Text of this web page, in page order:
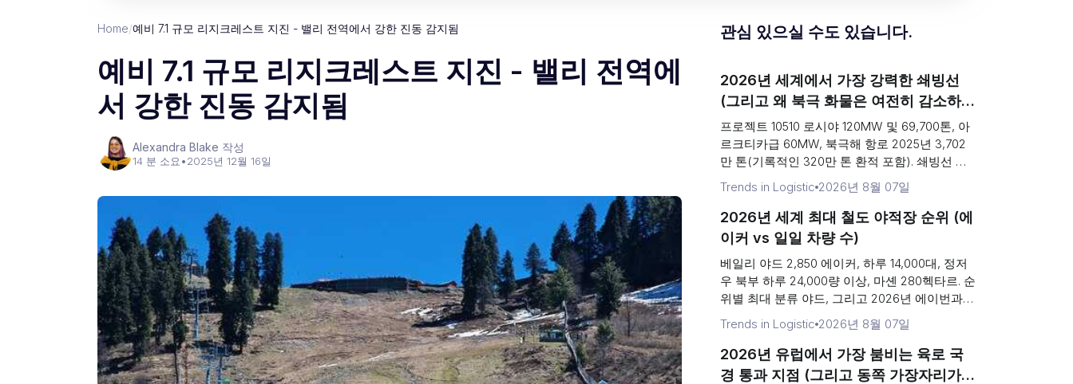
Home/예비 7.1 규모 리지크레스트 지진 - 밸리 전역에서 강한 진동 감지됨
예비 7.1 규모 리지크레스트 지진 - 밸리 전역에
서 강한 진동 감지됨
Alexandra Blake 작성
14 분 소요 •2025년 12월 16일
관심 있으실 수도 있습니다.
2026년 세계에서 가장 강력한 쇄빙선
(그리고 왜 북극 화물은 여전히 ​​감소하는
가)
프로젝트 10510 로시야 120MW 및 69,700톤, 아
르크티카급 60MW, 북극해 항로 2025년 3,702
만 톤(기록적인 320만 톤 환적 포함). 쇄빙선 순
위 및 2026년 8월 15일 출항하는 북극 컨테이...
Trends in Logistic 2026년 8월 07일
2026년 세계 최대 철도 야적장 순위 (에
이커 vs 일일 차량 수)
베일리 야드 2,850 에이커, 하루 14,000대, 정저
우 북부 하루 24,000량 이상, 마셴 280헥타르. 순
위별 최대 분류 야드, 그리고 2026년 에이번과
게일즈버그의 험프 투자.
Trends in Logistic 2026년 8월 07일
2026년 유럽에서 가장 붐비는 육로 국
경 통과 지점 (그리고 동쪽 가장자리가